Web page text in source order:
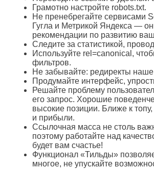
Грамотно настройте robots.txt.
Не пренебрегайте сервисами
Гугла и Метрикой Яндекса —
рекомендации по развитию
Следите за статистикой,
Используйте rel=canonical,
фильтров.
Не забывайте: редиректы наше
Продумайте интерфейс,
Решайте проблему
его запрос. Хорошие
высокие позиции. Ближе к
и прибыли.
Ссылочная масса не столь
поэтому работайте над
будет вам счастье!
Функционал «Тильды»
многое, не упускайте